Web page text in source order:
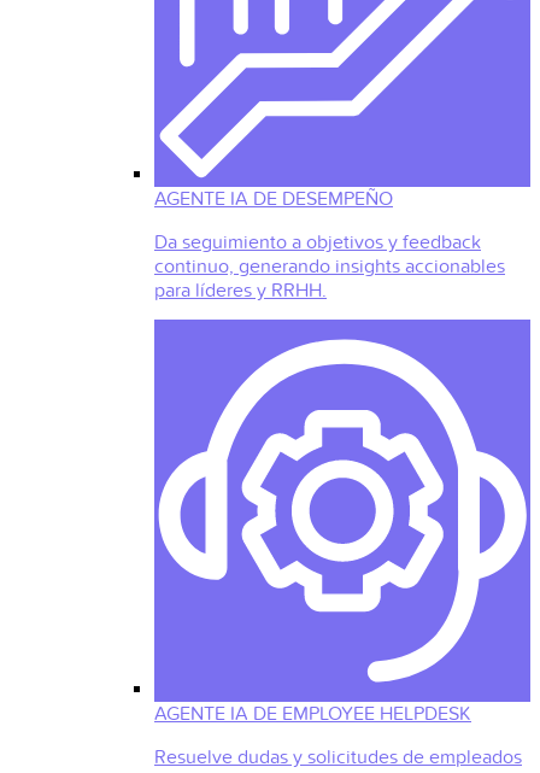
AGENTE IA DE DESEMPEÑO
Da seguimiento a objetivos y feedback
continuo, generando insights accionables
para líderes y RRHH.
AGENTE IA DE EMPLOYEE HELPDESK
Resuelve dudas y solicitudes de empleados